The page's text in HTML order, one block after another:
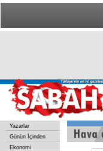
Yazarlar
Günün İçinden
Ekonomi